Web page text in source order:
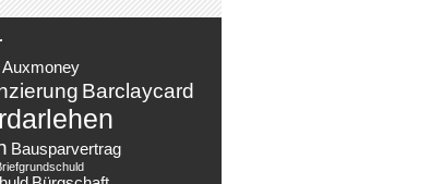
Auxmoney
Barclaycard
Bausparvertrag